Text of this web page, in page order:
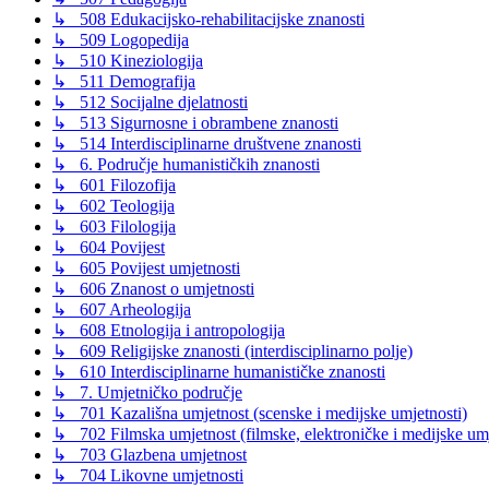
↳ 508 Edukacijsko-rehabilitacijske znanosti
↳ 509 Logopedija
↳ 510 Kineziologija
↳ 511 Demografija
↳ 512 Socijalne djelatnosti
↳ 513 Sigurnosne i obrambene znanosti
↳ 514 Interdisciplinarne društvene znanosti
↳ 6. Područje humanističkih znanosti
↳ 601 Filozofija
↳ 602 Teologija
↳ 603 Filologija
↳ 604 Povijest
↳ 605 Povijest umjetnosti
↳ 606 Znanost o umjetnosti
↳ 607 Arheologija
↳ 608 Etnologija i antropologija
↳ 609 Religijske znanosti (interdisciplinarno polje)
↳ 610 Interdisciplinarne humanističke znanosti
↳ 7. Umjetničko područje
↳ 701 Kazališna umjetnost (scenske i medijske umjetnosti)
↳ 702 Filmska umjetnost (filmske, elektroničke i medijske
↳ 703 Glazbena umjetnost
↳ 704 Likovne umjetnosti